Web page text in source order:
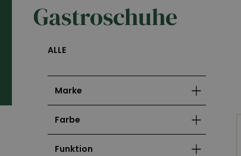
Gastroschuhe
ALLE
Marke
Farbe
Funktion